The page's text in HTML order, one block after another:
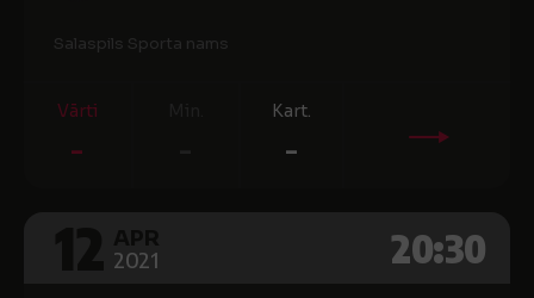
Salaspils Sporta nams
Vārti
-
Kart.
-
2021 20:30